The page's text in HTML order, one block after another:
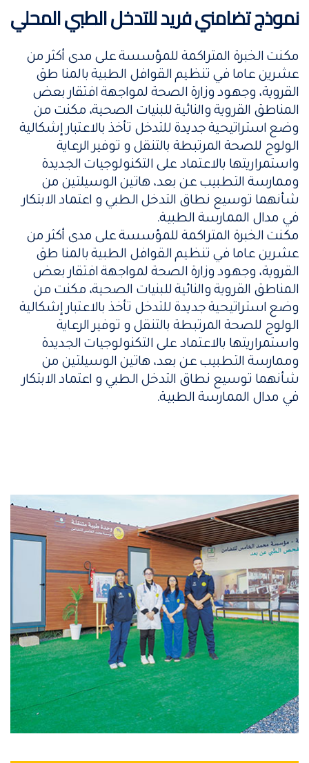
نموذج تضامني فريد للتدخل الطبي المحلي
مكنت الخبرة المتراكمة للمؤسسة على مدى أكثر من
عشرين عاما في تنظيم القوافل الطبية بالمنا طق
القروية، وجهود وزارة الصحة لمواجهة افتقار بعض
المناطق القروية والنائية للبنيات الصحية، مكنت من
وضع استراتيحية جديدة للتدخل تأخذ بالاعتبار إشكالية
الولوج للصحة المرتبطة بالتنقل و توفير الرعاية
واستمراريتها بالاعتماد على التكنولوجيات الجديدة
وممارسة التطبيب عن بعد، هاتين الوسيلتين من
شأنهما توسيع نطاق التدخل الطبي و اعتماد الابتكار
في مدال الممارسة الطبية.
مكنت الخبرة المتراكمة للمؤسسة على مدى أكثر من
عشرين عاما في تنظيم القوافل الطبية بالمنا طق
القروية، وجهود وزارة الصحة لمواجهة افتقار بعض
المناطق القروية والنائية للبنيات الصحية، مكنت من
وضع استراتيحية جديدة للتدخل تأخذ بالاعتبار إشكالية
الولوج للصحة المرتبطة بالتنقل و توفير الرعاية
واستمراريتها بالاعتماد على التكنولوجيات الجديدة
وممارسة التطبيب عن بعد، هاتين الوسيلتين من
شأنهما توسيع نطاق التدخل الطبي و اعتماد الابتكار
في مدال الممارسة الطبية.